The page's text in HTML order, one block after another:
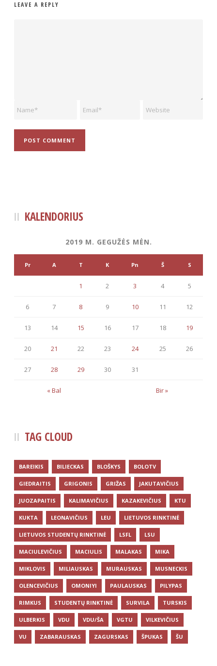
LEAVE A REPLY
KALENDORIUS
2019 M. GEGUŽĖS MĖN.
Pr A T K Pn Š S
« Bal Bir »
1 2 3 4 5
6 7 8 9 10 11 12
13 14 15 16 17 18 19
20 21 22 23 24 25 26
27 28 29 30 31
TAG CLOUD
BAREIKIS BILIECKAS BLOŠKYS BOLOTV
GIEDRAITIS GRIGONIS GRIŽAS JAKUTAVIČIUS
JUOZAPAITIS KALIMAVIČIUS KAZAKEVIČIUS KTU
KUKTA LEONAVIČIUS LEU LIETUVOS RINKTINĖ
LIETUVOS STUDENTŲ RINKTINĖ LSFL LSU
MACIULEVIČIUS MACIULIS MALAKAS MIKA
MIKLOVIS MILIAUSKAS MURAUSKAS MUSNECKIS
OLENCEVIČIUS OMONIYI PAULAUSKAS PILYPAS
RIMKUS STUDENTŲ RINKTINĖ SURVILA TURSKIS
ULBERKIS VDU VDU/ŠA VGTU VILKEVIČIUS
VU ZABARAUSKAS ZAGURSKAS ŠPUKAS ŠU